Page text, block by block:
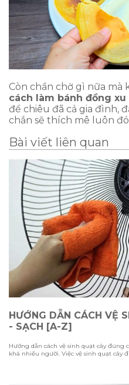
Còn chần chờ gì nữa
cách làm bánh đồng
để chiêu đã cả gia đình,
chắn sẽ thích mê luôn
Bài viết liên quan
HƯỚNG DẪN CÁCH VỆ
- SẠCH [A-Z]
Hướng dẫn cách vệ sinh quạt cây
khá nhiều người. Việc vệ sinh quạt cây
năng làm mát và kéo dài tuổi thọ thiết
dẫn chi tiết các bước vệ sinh từ cách